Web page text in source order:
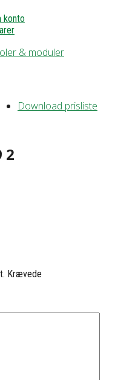
konto
& moduler
Download prisliste
2
Krævede